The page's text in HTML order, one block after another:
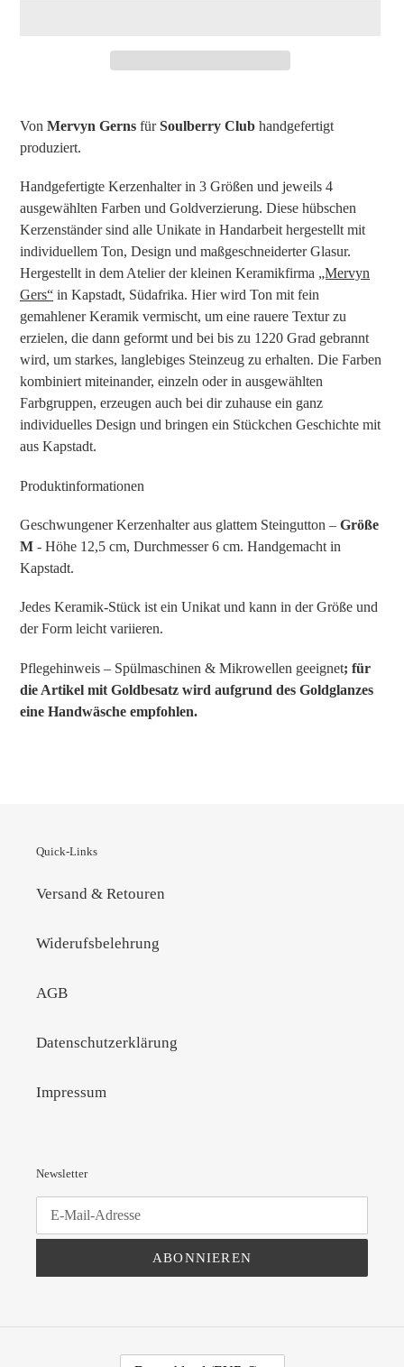
wird
zum
hinzugefügt
Von Mervyn Gerns fürSoulberry Club handgefertigt
produziert.
Handgefertigte Kerzenhalter in 3 Größen und jeweils 4
ausgewählten Farben und Goldverzierung. Diese hübschen
Kerzenständer sind alle Unikate in Handarbeit hergestellt mit
individuellem Ton, Design und maßgeschneiderter Glasur.
Hergestellt in dem Atelier der kleinen Keramikfirma „Mervyn
Gers“ in Kapstadt, Südafrika. Hier wird Ton mit fein
gemahlener Keramik vermischt, um eine rauere Textur zu
erzielen, die dann geformt und bei bis zu 1220 Grad gebrannt
wird, um starkes, langlebiges Steinzeug zu erhalten. Die Farben
kombiniert miteinander, einzeln oder in ausgewählten
Farbgruppen, erzeugen auch bei dir zuhause ein ganz
individuelles Design und bringen ein Stückchen Geschichte mit
aus Kapstadt.
Produktinformationen
Geschwungener Kerzenhalter aus glattem Steingutton – Größe
M - Höhe 12,5 cm, Durchmesser 6 cm. Handgemacht in
Kapstadt.
Jedes Keramik-Stück ist ein Unikat und kann in der Größe und
der Form leicht variieren.
Pflegehinweis – Spülmaschinen & Mikrowellen geeignet; für
die Artikel mit Goldbesatz wird aufgrund des Goldglanzes
eine Handwäsche empfohlen.
Quick-Links
Versand & Retouren
Widerufsbelehrung
AGB
Datenschutzerklärung
Impressum
Newsletter
ABONNIEREN